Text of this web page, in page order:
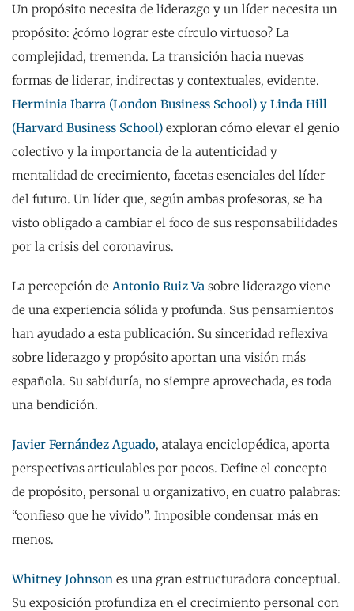
Un propósito necesita de liderazgo y un líder necesita un
propósito: ¿cómo lograr este círculo virtuoso? La
complejidad, tremenda. La transición hacia nuevas
formas de liderar, indirectas y contextuales, evidente.
Herminia Ibarra (London Business School) y Linda Hill
(Harvard Business School) exploran cómo elevar el genio
colectivo y la importancia de la autenticidad y
mentalidad de crecimiento, facetas esenciales del líder
del futuro. Un líder que, según ambas profesoras, se ha
visto obligado a cambiar el foco de sus responsabilidades
por la crisis del coronavirus.
La percepción de Antonio Ruiz Va sobre liderazgo viene
de una experiencia sólida y profunda. Sus pensamientos
han ayudado a esta publicación. Su sinceridad reflexiva
sobre liderazgo y propósito aportan una visión más
española. Su sabiduría, no siempre aprovechada, es toda
una bendición.
Javier Fernández Aguado, atalaya enciclopédica, aporta
perspectivas articulables por pocos. Define el concepto
de propósito, personal u organizativo, en cuatro palabras:
“confieso que he vivido”. Imposible condensar más en
menos.
Whitney Johnson es una gran estructuradora conceptual.
Su exposición profundiza en el crecimiento personal con